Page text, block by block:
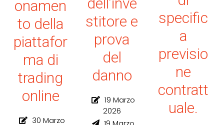
onamen
to della
piattafor
ma di
trading
online
30 Marzo
stitore e
prova
del
danno
19 Marzo
2026
specific
a
previsio
ne
contratt
uale.